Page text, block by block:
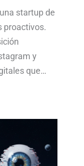
startup de
proactivos.
y
que…